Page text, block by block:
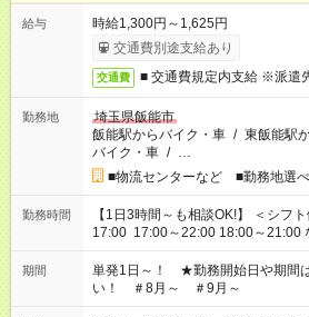
給与
時給1,300円～1,625円
交通費別途支給あり
交通費 ■ 交通費規定内支給 ※派遣
勤務地
埼玉県飯能市
飯能駅からバイク・車 / 東飯能駅
バイク・車 / …
■物流センターなど ■勤務地選
勤務時間
【1日3時間～も相談OK!】 ＜シフト例＞ 9:00～12:00 12:00～
17:00 17:00～22:00 18:00～21:00 など こちら以外の時
お気軽にご相談ください！
期間
単発1日～！ ★勤務開始日や期間
い！ ＃8月～ ＃9月～